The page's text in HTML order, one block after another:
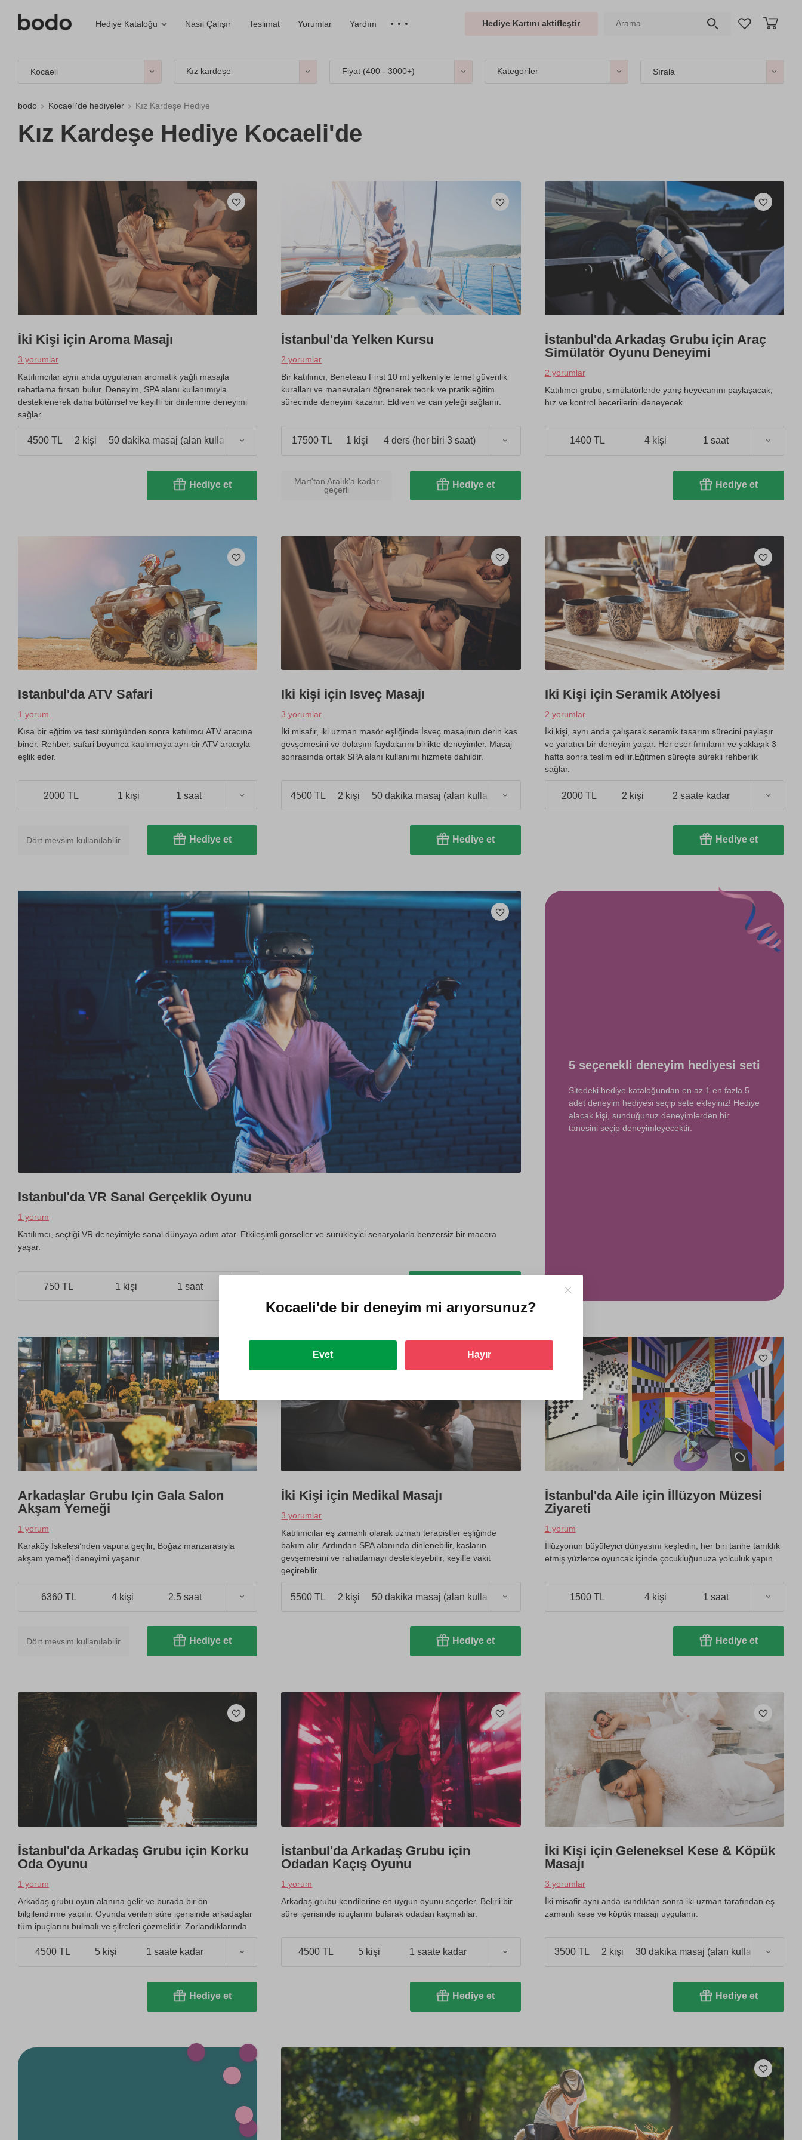
Hediye Kataloğu Nasıl Çalışır Teslimat Yorumlar Yardım Hediye Kartını aktifleştir
Kocaeli Kız kardeşe Fiyat (400 - 3000+) Kategoriler Sırala
bodo Kocaeli'de hediyeler Kız Kardeşe Hediye
Kız Kardeşe Hediye Kocaeli'de
İki Kişi için Aroma Masajı
3 yorumlar
Katılımcılar aynı anda uygulanan aromatik yağlı masajla
rahatlama fırsatı bulur. Deneyim, SPA alanı kullanımıyla
desteklenerek daha bütünsel ve keyifli bir dinlenme deneyimi
sağlar.
4500 TL 2 kişi 50 dakika masaj (alan kullanımı 1 saat)
Hediye et
İstanbul'da Yelken Kursu
2 yorumlar
Bir katılımcı, Beneteau First 10 mt yelkenliyle temel güvenlik
kuralları ve manevraları öğrenerek teorik ve pratik eğitim
sürecinde deneyim kazanır. Eldiven ve can yeleği sağlanır.
17500 TL 1 kişi 4 ders (her biri 3 saat)
Mart'tan Aralık'a kadar
geçerli
Hediye et
İstanbul'da Arkadaş Grubu için Araç
Simülatör Oyunu Deneyimi
2 yorumlar
Katılımcı grubu, simülatörlerde yarış heyecanını paylaşacak,
hız ve kontrol becerilerini deneyecek.
1400 TL 4 kişi 1 saat
Hediye et
İstanbul'da ATV Safari
1 yorum
Kısa bir eğitim ve test sürüşünden sonra katılımcı ATV aracına
biner. Rehber, safari boyunca katılımcıya ayrı bir ATV aracıyla
eşlik eder.
2000 TL 1 kişi 1 saat
Dört mevsim kullanılabilir Hediye et
İki kişi için İsveç Masajı
3 yorumlar
İki misafir, iki uzman masör eşliğinde İsveç masajının derin kas
gevşemesini ve dolaşım faydalarını birlikte deneyimler. Masaj
sonrasında ortak SPA alanı kullanımı hizmete dahildir.
4500 TL 2 kişi 50 dakika masaj (alan kullanımı 1 saat)
Hediye et
İki Kişi için Seramik Atölyesi
2 yorumlar
İki kişi, aynı anda çalışarak seramik tasarım sürecini paylaşır
ve yaratıcı bir deneyim yaşar. Her eser fırınlanır ve yaklaşık 3
hafta sonra teslim edilir.Eğitmen süreçte sürekli rehberlik
sağlar.
2000 TL 2 kişi 2 saate kadar
Hediye et
İstanbul'da VR Sanal Gerçeklik Oyunu
1 yorum
Katılımcı, seçtiği VR deneyimiyle sanal dünyaya adım atar. Etkileşimli görseller ve sürükleyici senaryolarla benzersiz bir macera
yaşar.
750 TL 1 kişi 1 saat
5 seçenekli deneyim hediyesi seti
Sitedeki hediye kataloğundan en az 1 en fazla 5
adet deneyim hediyesi seçip sete ekleyiniz! Hediye
alacak kişi, sunduğunuz deneyimlerden bir
tanesini seçip deneyimleyecektir.
Arkadaşlar Grubu Için Gala Salon
Akşam Yemeği
1 yorum
Karaköy İskelesi’nden vapura geçilir, Boğaz manzarasıyla
akşam yemeği deneyimi yaşanır.
6360 TL 4 kişi 2.5 saat
Dört mevsim kullanılabilir Hediye et
İki Kişi için Medikal Masajı
3 yorumlar
Katılımcılar eş zamanlı olarak uzman terapistler eşliğinde
bakım alır. Ardından SPA alanında dinlenebilir, kasların
gevşemesini ve rahatlamayı destekleyebilir, keyifle vakit
geçirebilir.
5500 TL 2 kişi 50 dakika masaj (alan kullanımı 1 saat)
Hediye et
İstanbul'da Aile için İllüzyon Müzesi
Ziyareti
1 yorum
İllüzyonun büyüleyici dünyasını keşfedin, her biri tarihe tanıklık
etmiş yüzlerce oyuncak içinde çocukluğunuza yolculuk yapın.
1500 TL 4 kişi 1 saat
Hediye et
İstanbul'da Arkadaş Grubu için Korku
Oda Oyunu
1 yorum
Arkadaş grubu oyun alanına gelir ve burada bir ön
bilgilendirme yapılır. Oyunda verilen süre içerisinde arkadaşlar
tüm ipuçlarını bulmalı ve şifreleri çözmelidir. Zorlandıklarında
4500 TL 5 kişi 1 saate kadar
Hediye et
İstanbul'da Arkadaş Grubu için
Odadan Kaçış Oyunu
1 yorum
Arkadaş grubu kendilerine en uygun oyunu seçerler. Belirli bir
süre içerisinde ipuçlarını bularak odadan kaçmalılar.
4500 TL 5 kişi 1 saate kadar
Hediye et
İki Kişi için Geleneksel Kese & Köpük
Masajı
3 yorumlar
İki misafir aynı anda ısındıktan sonra iki uzman tarafından eş
zamanlı kese ve köpük masajı uygulanır.
3500 TL 2 kişi 30 dakika masaj (alan kullanımı 1 saat)
Hediye et
Kocaeli'de bir deneyim mi arıyorsunuz?
Evet Hayır